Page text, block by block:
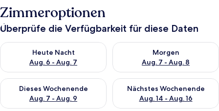
Zimmeroptionen
Überprüfe die Verfügbarkeit für diese Daten
Heute Nacht
Aug. 6 - Aug. 7
Überprüfe die Verfügbarkeit für heute Nacht, Aug. 6 - Aug. 7.
Morgen
Aug. 7 - Aug. 8
Überprüfe die Verfügbarkeit
Dieses Wochenende
Aug. 7 - Aug. 9
Überprüfe die Verfügbarkeit für dieses Wochenende, Aug. 7
Nächstes Wochenende
Aug. 14 - Aug. 16
Überprüfe die Verfügbarkeit